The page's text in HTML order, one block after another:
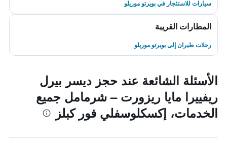
سيارات للاستئجار في بويرتو موريلو
المطارات القريبة
رحلات طيران إلى بويرتو موريلو
الأسئلة الشائعة عند حجز ديسر بيرل
ريفييرا مايا ريزورت – شرمامل جميع
الخدمات، إكسكلوسفلي فور كبلز